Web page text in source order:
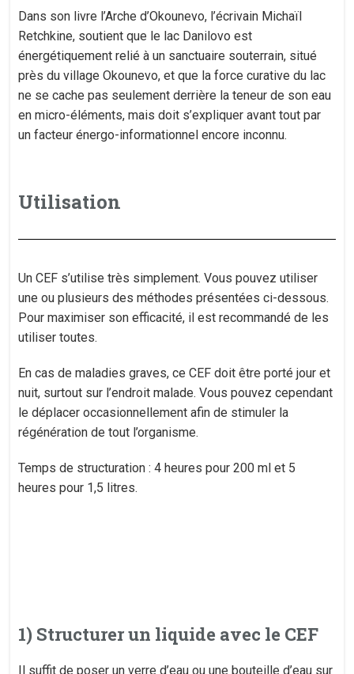
Dans son livre l’Arche d’Okounevo, l’écrivain Michaïl
Retchkine, soutient que le lac Danilovo est
énergétiquement relié à un sanctuaire souterrain, situé
près du village Okounevo, et que la force curative du lac
ne se cache pas seulement derrière la teneur de son eau
en micro-éléments, mais doit s’expliquer avant tout par
un facteur énergo-informationnel encore inconnu.
Utilisation
Un CEF s’utilise très simplement. Vous pouvez utiliser
une ou plusieurs des méthodes présentées ci-dessous.
Pour maximiser son efficacité, il est recommandé de les
utiliser toutes.
En cas de maladies graves, ce CEF doit être porté jour et
nuit, surtout sur l’endroit malade. Vous pouvez cependant
le déplacer occasionnellement afin de stimuler la
régénération de tout l’organisme.
Temps de structuration : 4 heures pour 200 ml et 5
heures pour 1,5 litres.
1) Structurer un liquide avec le CEF
Il suffit de poser un verre d’eau ou une bouteille d’eau sur